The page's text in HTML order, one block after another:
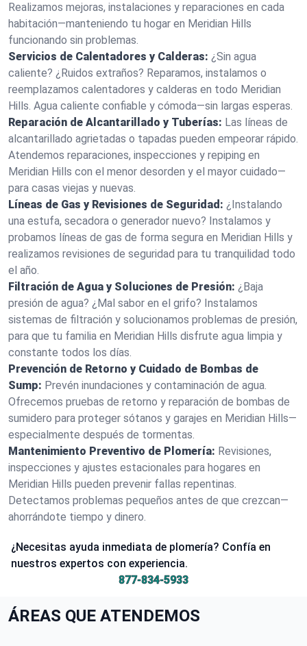
Realizamos mejoras, instalaciones y reparaciones en cada
habitación—manteniendo tu hogar en Meridian Hills
funcionando sin problemas.
Servicios de Calentadores y Calderas: ¿Sin agua
caliente? ¿Ruidos extraños? Reparamos, instalamos o
reemplazamos calentadores y calderas en todo Meridian
Hills. Agua caliente confiable y cómoda—sin largas esperas.
Reparación de Alcantarillado y Tuberías: Las líneas de
alcantarillado agrietadas o tapadas pueden empeorar rápido.
Atendemos reparaciones, inspecciones y repiping en
Meridian Hills con el menor desorden y el mayor cuidado—
para casas viejas y nuevas.
Líneas de Gas y Revisiones de Seguridad: ¿Instalando
una estufa, secadora o generador nuevo? Instalamos y
probamos líneas de gas de forma segura en Meridian Hills y
realizamos revisiones de seguridad para tu tranquilidad todo
el año.
Filtración de Agua y Soluciones de Presión: ¿Baja
presión de agua? ¿Mal sabor en el grifo? Instalamos
sistemas de filtración y solucionamos problemas de presión,
para que tu familia en Meridian Hills disfrute agua limpia y
constante todos los días.
Prevención de Retorno y Cuidado de Bombas de
Sump: Prevén inundaciones y contaminación de agua.
Ofrecemos pruebas de retorno y reparación de bombas de
sumidero para proteger sótanos y garajes en Meridian Hills—
especialmente después de tormentas.
Mantenimiento Preventivo de Plomería: Revisiones,
inspecciones y ajustes estacionales para hogares en
Meridian Hills pueden prevenir fallas repentinas.
Detectamos problemas pequeños antes de que crezcan—
ahorrándote tiempo y dinero.
¿Necesitas ayuda inmediata de plomería? Confía en
nuestros expertos con experiencia.
877-834-5933
ÁREAS QUE ATENDEMOS